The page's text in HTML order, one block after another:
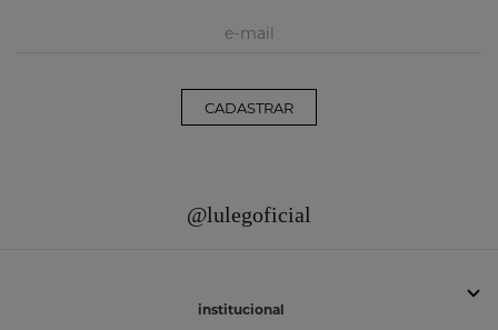
CADASTRAR
@lulegoficial
institucional